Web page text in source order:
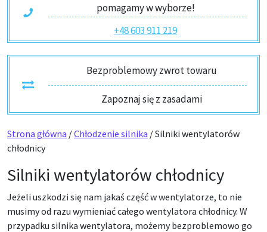
pomagamy w wyborze!
+48 603 911 219
Bezproblemowy zwrot towaru
Zapoznaj się z zasadami
Strona główna /Chłodzenie silnika / Silniki wentylatorów
chłodnicy
Silniki wentylatorów chłodnicy
Jeżeli uszkodzi się nam jakaś część w wentylatorze, to nie
musimy od razu wymieniać całego wentylatora chłodnicy. W
przypadku silnika wentylatora, możemy bezproblemowo go